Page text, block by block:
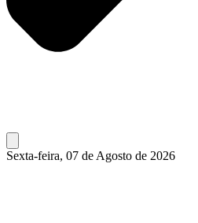
Sexta-feira, 07 de Agosto de 2026